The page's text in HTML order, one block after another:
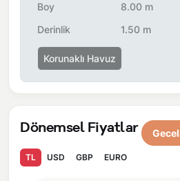
çalışma nedeniyle yol çalışması,
yaşanabilmektedir.
Boy
8.00 m
Derinlik
1.50 m
Korunaklı Havuz
Dönemsel Fiyatlar
TL USD GBP EURO